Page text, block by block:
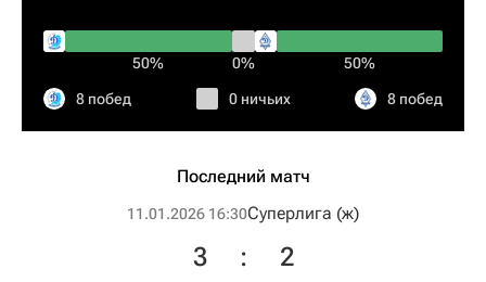
50% 0% 50%
8 побед 0 ничьих 8 побед
Последний матч
11.01.2026 16:30Суперлига (ж)
3 : 2